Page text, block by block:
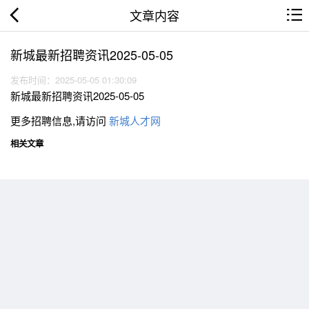
文章内容
新城最新招聘资讯2025-05-05
发布时间：2025-05-05 01:30:09
新城最新招聘资讯2025-05-05
更多招聘信息,请访问 新城人才网
相关文章